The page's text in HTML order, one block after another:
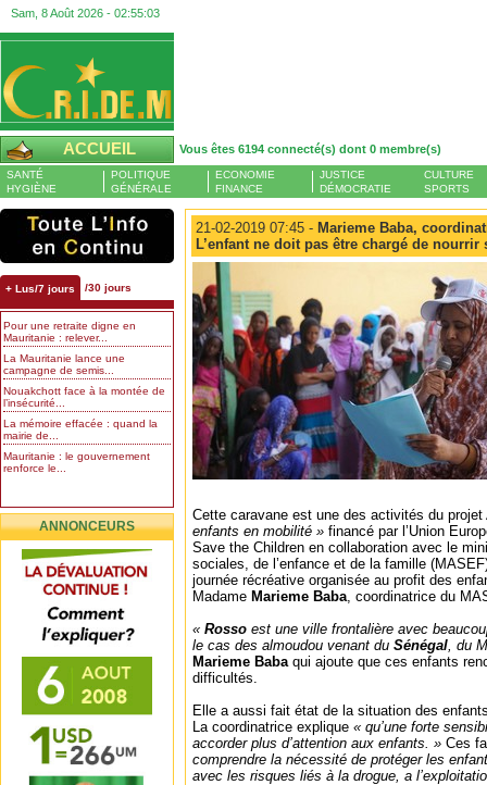
Sam, 8 Août 2026 - 02:55:04
ACCUEIL Vous êtes 6194 connecté(s) dont 0 membre(s)
SANTÉ
HYGIÈNE
POLITIQUE
GÉNÉRALE
ECONOMIE
FINANCE
JUSTICE
DÉMOCRATIE
CULTURE
SPORTS
+ Lus/7 jours /30 jours
Pour une retraite digne en
Mauritanie : relever...
La Mauritanie lance une
campagne de semis...
Nouakchott face à la montée de
l’insécurité...
La mémoire effacée : quand la
mairie de...
Mauritanie : le gouvernement
renforce le...
ANNONCEURS
21-02-2019 07:45 - Marieme Baba,
L’enfant ne doit pas être chargé de
Cette caravane est une des activités du
enfants en mobilité » financé par l’Union
Save the Children en collaboration avec le
sociales, de l’enfance et de la famille
journée récréative organisée au profit des
Madame Marieme Baba, coordinatrice du
« Rosso est une ville frontalière avec
le cas des almoudou venant du Sénégal, du
Marieme Baba qui ajoute que ces enfants
difficultés.
Elle a aussi fait état de la situation des
La coordinatrice explique « qu’une forte
accorder plus d’attention aux enfants. » Ces
comprendre la nécessité de protéger les
avec les risques liés à la drogue, a